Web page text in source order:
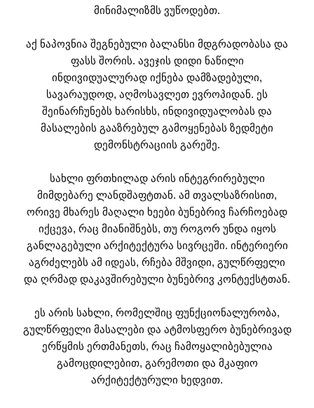
მინიმალიზმს ვუწოდებთ.
აქ ნაპოვნია შეგნებული ბალანსი მდგრადობასა და
ფასს შორის. ავეჯის დიდი ნაწილი
ინდივიდუალურად იქნება დამზადებული,
სავარაუდოდ, აღმოსავლეთ ევროპიდან. ეს
შეინარჩუნებს ხარისხს, ინდივიდუალობას და
მასალების გააზრებულ გამოყენებას ზედმეტი
დემონსტრაციის გარეშე.
სახლი ფრთხილად არის ინტეგრირებული
მიმდებარე ლანდშაფტთან. ამ თვალსაზრისით,
ორივე მხარეს მაღალი ხეები ბუნებრივ ჩარჩოებად
იქცევა, რაც მიანიშნებს, თუ როგორ უნდა იყოს
განლაგებული არქიტექტურა სივრცეში. ინტერიერი
აგრძელებს ამ იდეას, რჩება მშვიდი, გულწრფელი
და ღრმად დაკავშირებული ბუნებრივ კონტექსტთან.
ეს არის სახლი, რომელშიც ფუნქციონალურობა,
გულწრფელი მასალები და ატმოსფერო ბუნებრივად
ერწყმის ერთმანეთს, რაც ჩამოყალიბებულია
გამოცდილებით, გარემოთი და მკაფიო
არქიტექტურული ხედვით.